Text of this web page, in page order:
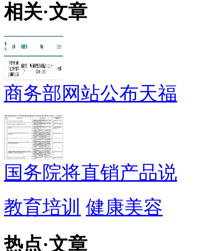
相关·文章
商务部网站公布天福
国务院将直销产品说
教育培训 健康美容
热点·文章